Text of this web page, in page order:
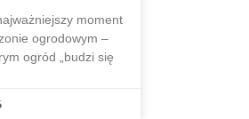
moment
ogrodowym –
ogród „budzi się